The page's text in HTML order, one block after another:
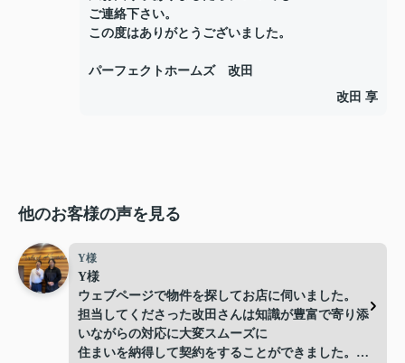
ご連絡下さい。
この度はありがとうございました。
パーフェクトホームズ 改田
改田 享
他のお客様の声を見る
Y様
Y様
ウェブページで物件を探してお店に伺いました。
担当してくださった改田さんは知識が豊富で寄り添
いながらの対応に大変スムーズに
住まいを納得して契約をすることができました。